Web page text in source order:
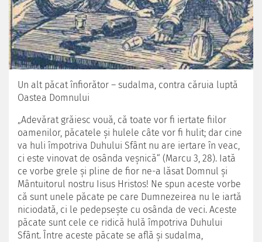
Un alt păcat înfiorător – sudalma, contra căruia luptă
Oastea Domnului
„Adevărat grăiesc vouă, că toate vor fi iertate fiilor
oamenilor, păcatele şi hulele câte vor fi hulit; dar cine
va huli împotriva Duhului Sfânt nu are iertare în veac,
ci este vinovat de osânda veşnică“ (Marcu 3, 28). Iată
ce vorbe grele şi pline de fior ne-a lăsat Domnul şi
Mântuitorul nostru Iisus Hristos! Ne spun aceste vorbe
că sunt unele păcate pe care Dumnezeirea nu le iartă
niciodată, ci le pedepseşte cu osânda de veci. Aceste
păcate sunt cele ce ridică hulă împotriva Duhului
Sfânt. Între aceste păcate se află şi sudalma,